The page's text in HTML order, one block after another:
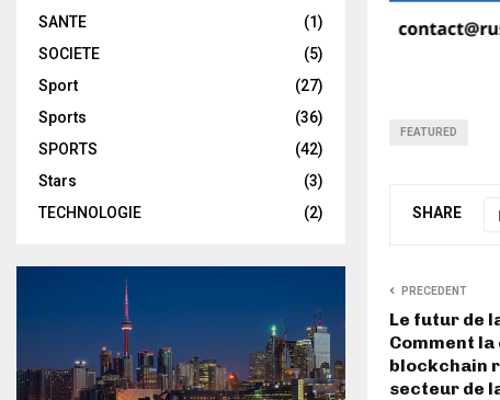
FEATURED
SHARE
PRECEDENT
Le futur de
Comment
blockchain
secteur de
SANTE
(1)
SOCIETE
(5)
Sport
(27)
Sports
(36)
SPORTS
(42)
Stars
(3)
TECHNOLOGIE
(2)